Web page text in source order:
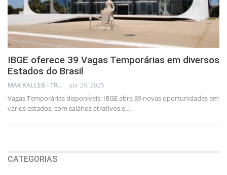
IBGE oferece 39 Vagas Temporárias em diversos
Estados do Brasil
MAX KALLEB - TRADER abr 20, 2025
Vagas Temporárias disponíveis: IBGE abre 39 novas oportunidades em
vários estados, com salários atrativos e…
CATEGORIAS